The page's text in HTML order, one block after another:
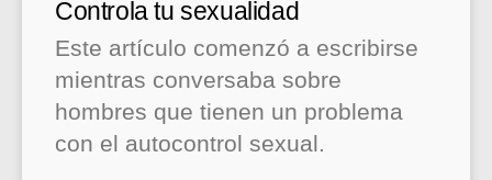
Controla tu sexualidad
Este artículo comenzó a escribirse
mientras conversaba sobre
hombres que tienen un problema
con el autocontrol sexual.